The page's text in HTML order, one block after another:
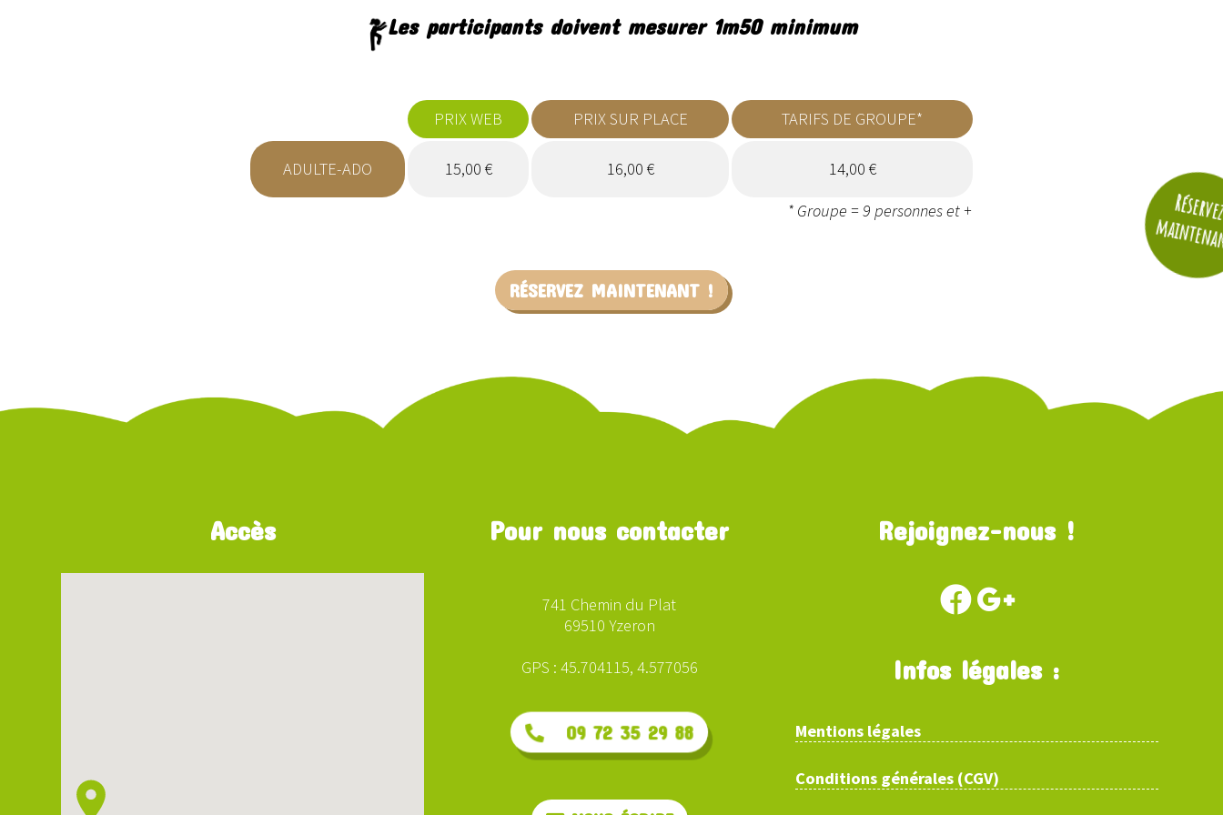
Les participants doivent mesurer 1m50 minimum
PRIX WEB PRIX SUR PLACE TARIFS DE GROUPE*
ADULTE-ADO 15,00 € 16,00 €
14,00 €
* Groupe = 9 personnes et +
RÉSERVEZ MAINTENANT !
Accès Pour nous contacter
741 Chemin du Plat
69510 Yzeron
GPS : 45.704115, 4.577056
09 72 35 29 88
Rejoignez-nous !
Infos légales :
Mentions légales
Conditions générales (CGV)